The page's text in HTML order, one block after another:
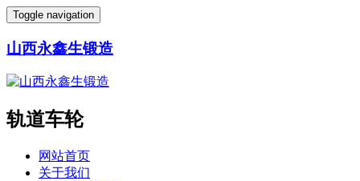
Toggle navigation
山西永鑫生锻造
轨道车轮
网站首页
关于我们